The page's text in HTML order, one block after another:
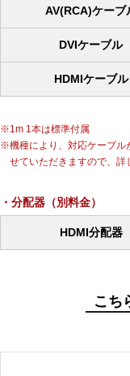
AV(RCA)ケーブ
DVIケーブル
HDMIケーブル
1m 1本は標準付属
機種により、対応ケーブル
せていただきますので、詳
分配器（別料金）
HDMI分配器
こち